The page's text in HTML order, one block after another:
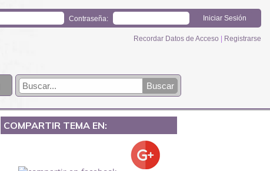
Contraseña:
Recordar Datos de Acceso Registrarse
COMPARTIR TEMA EN: